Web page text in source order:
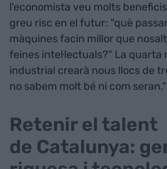
l'economista veu molts
greu risc en el futur: "què
màquines facin millor que
feines intel·lectuals?" La quarta
industrial crearà nous llocs de
no sabem molt bé ni com seran."
Retenir el talent
de Catalunya: